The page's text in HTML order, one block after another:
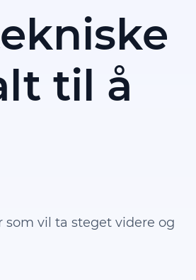
til å
vil ta steget videre og